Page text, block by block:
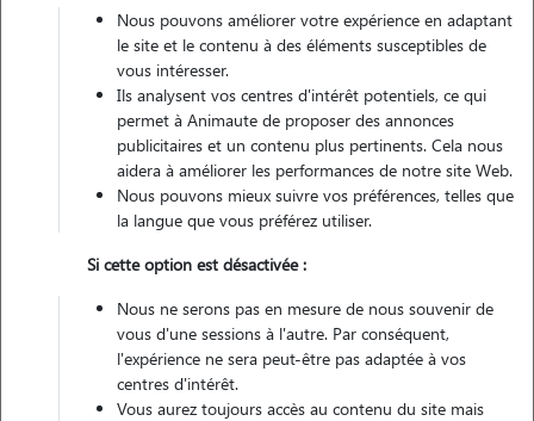
Contacter
L'envoi d'une demande est sans engagement
Nous pouvons améliorer votre expérience en adaptant
le site et le contenu à des éléments susceptibles de
vous intéresser.
Ils analysent vos centres d'intérêt potentiels, ce qui
permet à Animaute de proposer des annonces
publicitaires et un contenu plus pertinents. Cela nous
aidera à améliorer les performances de notre site Web.
Nous pouvons mieux suivre vos préférences, telles que
la langue que vous préférez utiliser.
Si cette option est désactivée :
Nous ne serons pas en mesure de nous souvenir de
vous d'une sessions à l'autre. Par conséquent,
l'expérience ne sera peut-être pas adaptée à vos
centres d'intérêt.
Vous aurez toujours accès au contenu du site mais